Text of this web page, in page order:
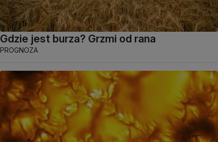
Gdzie jest burza? Grzmi od rana
PROGNOZA